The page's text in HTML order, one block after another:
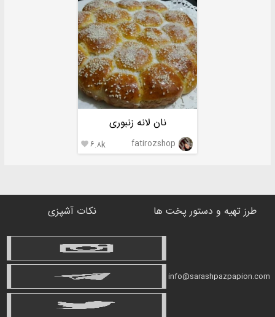
نان لانه زنبوری
fatirozshop ۶.۸k 
طرز تهیه و دستور پخت ها نکات آشپزی
info@sarashpazpapion.com